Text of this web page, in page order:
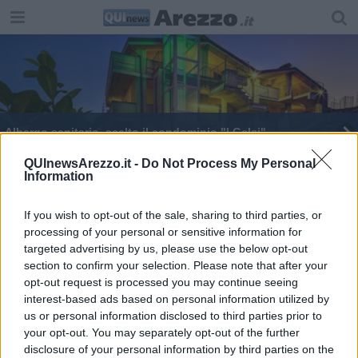
QUInewsArezzo.it - Do Not Process My Personal
Information
If you wish to opt-out of the sale, sharing to third parties, or
processing of your personal or sensitive information for
targeted advertising by us, please use the below opt-out
section to confirm your selection. Please note that after your
opt-out request is processed you may continue seeing
interest-based ads based on personal information utilized by
us or personal information disclosed to third parties prior to
your opt-out. You may separately opt-out of the further
disclosure of your personal information by third parties on the
Albergo sanitario, scelto il condominio "I Gelsi"
Grandi manovre nella Sanità, arriva Pietro
Pantone
Ricambio del personale, la Asl investe 7 milioni
"Arezzo Classic Motors", a luglio motori accesi
Migliorare la "Qualità dell'aria nelle scuole"
Zona rossa, occhio all'autocertificazione